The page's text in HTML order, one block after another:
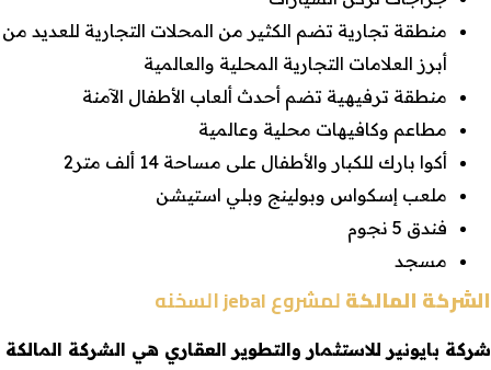
منطقة تجارية تضم الكثير من المحلات التجارية للعديد من
أبرز العلامات التجارية المحلية والعالمية
منطقة ترفيهية تضم أحدث ألعاب الأطفال الآمنة
مطاعم وكافيهات محلية وعالمية
أكوا بارك للكبار والأطفال على مساحة 14 ألف متر2
ملعب إسكواس وبولينج وبلي استيشن
فندق 5 نجوم
مسجد
الشركة المالكةلمشروع jebal السخنه
شركة بايونير للاستثمار والتطوير العقاري هي الشركة المالكة